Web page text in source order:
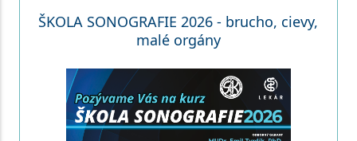
ŠKOLA SONOGRAFIE 2026 - brucho, cievy,
malé orgány